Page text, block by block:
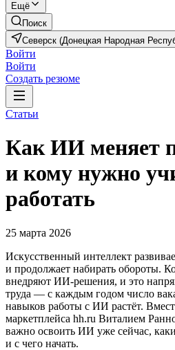
Ещё
Поиск
Северск (Донецкая Народная
Войти
Войти
Создать резюме
Статьи
Как ИИ меняет
и кому нужно
работать
25 марта 2026
Искусственный интеллект
и продолжает набирать обороты.
внедряют ИИ‑решения, и это
труда — с каждым годом число
навыков работы с ИИ растёт.
маркетплейса hh.ru Виталием
важно освоить ИИ уже сейчас,
и с чего начать.